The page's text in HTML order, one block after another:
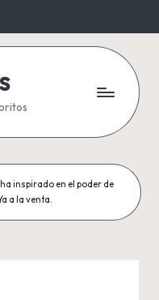
inspirado en el poder de
a la venta.